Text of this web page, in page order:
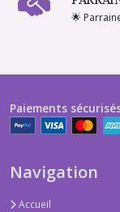
🌟
Paiements
Navigation
Accueil